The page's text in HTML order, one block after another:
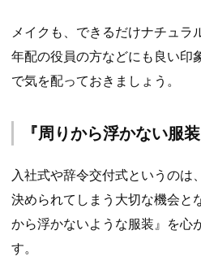
メイクも、できるだけナチュラ
年配の役員の方などにも良い印
で気を配っておきましょう。
『周りから浮かない服
入社式や辞令交付式というのは
決められてしまう大切な機会と
から浮かないような服装』を心
す。